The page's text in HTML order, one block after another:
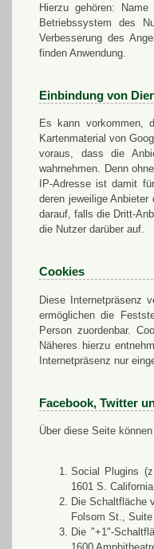
Hierzu gehören:
Betriebssystem des
Verbesserung des
finden Anwendung.
Einbindung von
Es kann vorkommen,
Kartenmaterial von
voraus, dass die
wahrnehmen. Denn
IP-Adresse ist damit
deren jeweilige
darauf, falls die Dritt-
die Nutzer darüber auf.
Cookies
Diese Internetpräsenz
ermöglichen die
Person zuordenbar.
Näheres hierzu
Internetpräsenz nur
Facebook, Twitter
Über diese Seite
Social Plugins
1601 S.
Die Schaltfläche
Folsom St.,
Die "+1"-